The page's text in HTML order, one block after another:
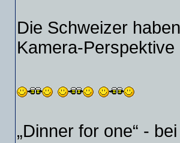
Die Schweizer
Kamera-
„Dinner for one“ -